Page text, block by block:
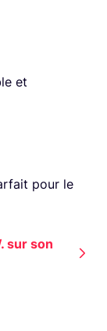
et
pour le
sur son